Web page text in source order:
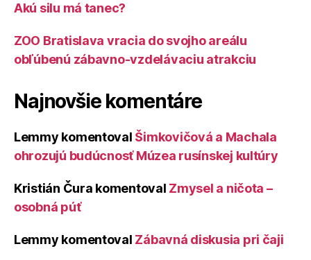
Akú silu má tanec?
ZOO Bratislava vracia do svojho areálu
obľúbenú zábavno-vzdelávaciu atrakciu
Najnovšie komentáre
Lemmy komentoval Šimkovičová a Machala
ohrozujú budúcnosť Múzea rusínskej kultúry
Kristián Čura komentoval Zmysel a ničota –
osobná púť
Lemmy komentoval Zábavná diskusia pri čaji